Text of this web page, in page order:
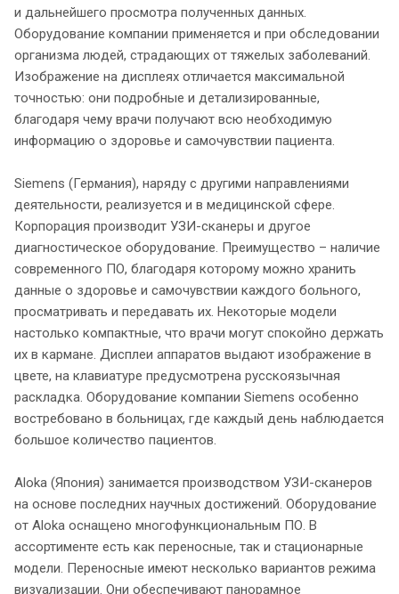
и дальнейшего просмотра полученных данных.
Оборудование компании применяется и при обследовании
организма людей, страдающих от тяжелых заболеваний.
Изображение на дисплеях отличается максимальной
точностью: они подробные и детализированные,
благодаря чему врачи получают всю необходимую
информацию о здоровье и самочувствии пациента.
Siemens (Германия), наряду с другими направлениями
деятельности, реализуется и в медицинской сфере.
Корпорация производит УЗИ-сканеры и другое
диагностическое оборудование. Преимущество – наличие
современного ПО, благодаря которому можно хранить
данные о здоровье и самочувствии каждого больного,
просматривать и передавать их. Некоторые модели
настолько компактные, что врачи могут спокойно держать
их в кармане. Дисплеи аппаратов выдают изображение в
цвете, на клавиатуре предусмотрена русскоязычная
раскладка. Оборудование компании Siemens особенно
востребовано в больницах, где каждый день наблюдается
большое количество пациентов.
Aloka (Япония) занимается производством УЗИ-сканеров
на основе последних научных достижений. Оборудование
от Aloka оснащено многофункциональным ПО. В
ассортименте есть как переносные, так и стационарные
модели. Переносные имеют несколько вариантов режима
визуализации. Они обеспечивают панорамное